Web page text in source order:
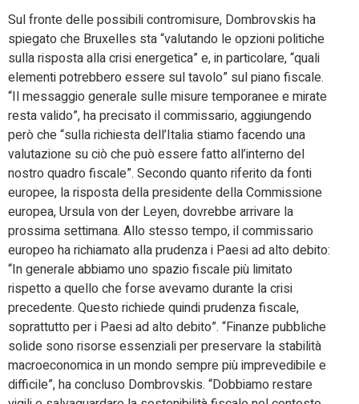
Sul fronte delle possibili contromisure, Dombrovskis ha
spiegato che Bruxelles sta “valutando le opzioni politiche
sulla risposta alla crisi energetica” e, in particolare, “quali
elementi potrebbero essere sul tavolo” sul piano fiscale.
“Il messaggio generale sulle misure temporanee e mirate
resta valido”, ha precisato il commissario, aggiungendo
però che “sulla richiesta dell’Italia stiamo facendo una
valutazione su ciò che può essere fatto all’interno del
nostro quadro fiscale”. Secondo quanto riferito da fonti
europee, la risposta della presidente della Commissione
europea, Ursula von der Leyen, dovrebbe arrivare la
prossima settimana. Allo stesso tempo, il commissario
europeo ha richiamato alla prudenza i Paesi ad alto debito:
“In generale abbiamo uno spazio fiscale più limitato
rispetto a quello che forse avevamo durante la crisi
precedente. Questo richiede quindi prudenza fiscale,
soprattutto per i Paesi ad alto debito”. “Finanze pubbliche
solide sono risorse essenziali per preservare la stabilità
macroeconomica in un mondo sempre più imprevedibile e
difficile”, ha concluso Dombrovskis. “Dobbiamo restare